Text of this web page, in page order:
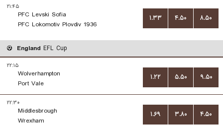
۲۱:۴۵
PFC Levski Sofia
PFC Lokomotiv Plovdiv 1936
۱.۳۳ ۴.۵۰ ۸.۵۰
England EFL Cup
۲۲:۱۵
Wolverhampton
Port Vale
۱.۲۲ ۵.۵۰ ۹.۵۰
۲۲:۳۰
Middlesbrough
Wrexham
۱.۶۹ ۳.۸۰ ۴.۵۰